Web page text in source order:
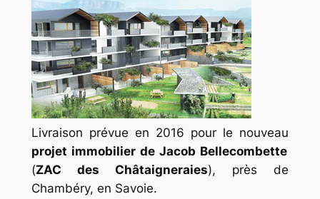
Livraison prévue en 2016 pour le nouveau
projet immobilier de Jacob Bellecombette
(ZAC des Châtaigneraies), près de
Chambéry, en Savoie.